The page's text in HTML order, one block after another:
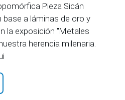
Pieza Sicán
base a láminas de oro y
la exposición "Metales
herencia milenaria.